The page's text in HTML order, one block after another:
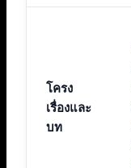
โครง
เรื่องและ
บท